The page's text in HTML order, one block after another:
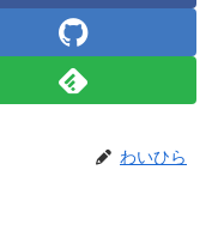
わいひら